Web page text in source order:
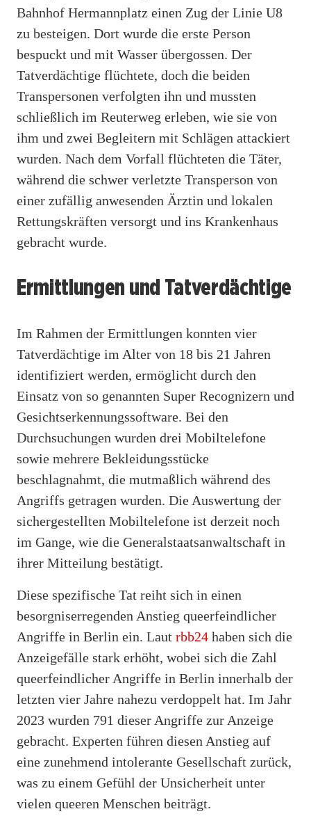
Bahnhof Hermannplatz einen Zug der Linie U8
zu besteigen. Dort wurde die erste Person
bespuckt und mit Wasser übergossen. Der
Tatverdächtige flüchtete, doch die beiden
Transpersonen verfolgten ihn und mussten
schließlich im Reuterweg erleben, wie sie von
ihm und zwei Begleitern mit Schlägen attackiert
wurden. Nach dem Vorfall flüchteten die Täter,
während die schwer verletzte Transperson von
einer zufällig anwesenden Ärztin und lokalen
Rettungskräften versorgt und ins Krankenhaus
gebracht wurde.
Ermittlungen und Tatverdächtige
Im Rahmen der Ermittlungen konnten vier
Tatverdächtige im Alter von 18 bis 21 Jahren
identifiziert werden, ermöglicht durch den
Einsatz von so genannten Super Recognizern und
Gesichtserkennungssoftware. Bei den
Durchsuchungen wurden drei Mobiltelefone
sowie mehrere Bekleidungsstücke
beschlagnahmt, die mutmaßlich während des
Angriffs getragen wurden. Die Auswertung der
sichergestellten Mobiltelefone ist derzeit noch
im Gange, wie die Generalstaatsanwaltschaft in
ihrer Mitteilung bestätigt.
Diese spezifische Tat reiht sich in einen
besorgniserregenden Anstieg queerfeindlicher
Angriffe in Berlin ein. Laut rbb24 haben sich die
Anzeigefälle stark erhöht, wobei sich die Zahl
queerfeindlicher Angriffe in Berlin innerhalb der
letzten vier Jahre nahezu verdoppelt hat. Im Jahr
2023 wurden 791 dieser Angriffe zur Anzeige
gebracht. Experten führen diesen Anstieg auf
eine zunehmend intolerante Gesellschaft zurück,
was zu einem Gefühl der Unsicherheit unter
vielen queeren Menschen beiträgt.